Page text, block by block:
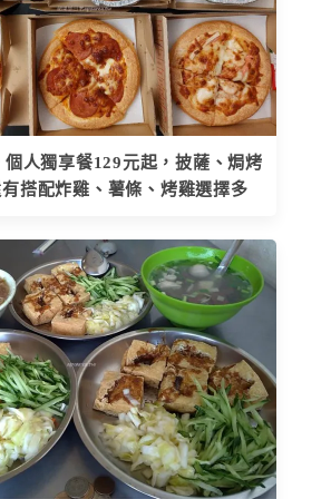
人獨享餐129元起，披薩、焗烤
搭配炸雞、薯條、烤雞選擇多